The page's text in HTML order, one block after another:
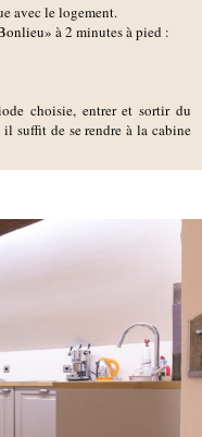
avec le logement.
à 2 minutes à pied :
choisie, entrer et sortir du
suffit de se rendre à la cabine